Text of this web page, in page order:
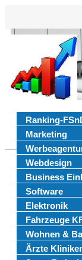
Ranking-
Marketing
Webdesign
Business
Software
Elektronik
Fahrzeuge
Wohnen &
Ärzte